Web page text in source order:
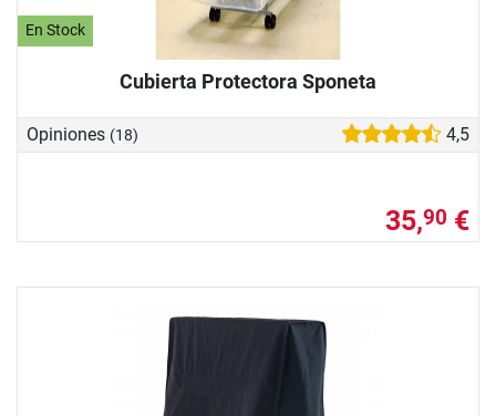
En Stock
Cubierta Protectora Sponeta
Opiniones (18) 4,5
35,90 €